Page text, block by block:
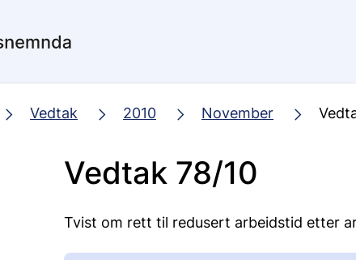
Vedtak 2010 November
Vedtak 78/10
Tvist om rett til redusert arbeidstid etter